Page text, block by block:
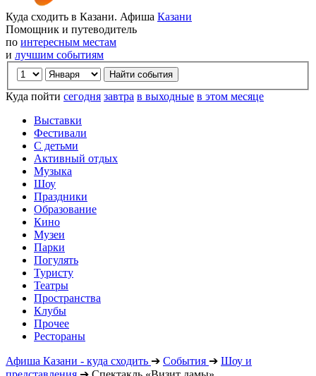
Куда сходить в Казани. Афиша Казани
Помощник и путеводитель
по интересным местам
и лучшим событиям
Куда пойти сегодня завтра в выходные в этом месяце
Выставки
Фестивали
С детьми
Активный отдых
Музыка
Шоу
Праздники
Образование
Кино
Музеи
Парки
Погулять
Туристу
Театры
Пространства
Клубы
Прочее
Рестораны
Афиша Казани - куда сходить ➔ События ➔ Шоу и